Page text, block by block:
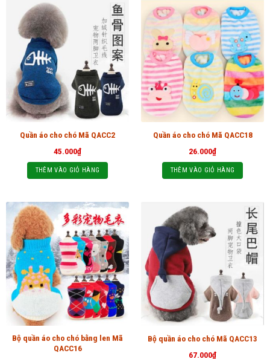
Quần áo cho chó Mã QACC2
45.000₫
THÊM VÀO GIỎ HÀNG
Quần áo cho chó Mã QACC18
26.000₫
THÊM VÀO GIỎ HÀNG
Bộ quần áo cho chó bằng len Mã
QACC16
Bộ quần áo cho chó Mã QACC13
67.000₫